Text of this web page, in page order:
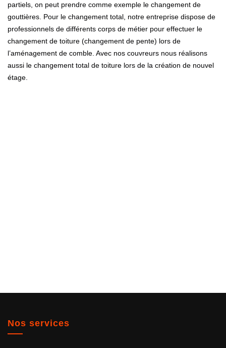
partiels, on peut prendre comme exemple le changement de
gouttières. Pour le changement total, notre entreprise dispose de
professionnels de différents corps de métier pour effectuer le
changement de toiture (changement de pente) lors de
l’aménagement de comble. Avec nos couvreurs nous réalisons
aussi le changement total de toiture lors de la création de nouvel
étage.
Nos services